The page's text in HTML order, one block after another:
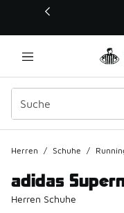
Dieser Link öffnet sich
Herren / Schuhe /
adidas
Herren Schuhe